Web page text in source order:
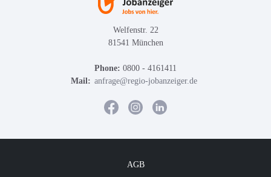
Welfenstr. 22
81541 München
Phone: 0800 - 4161411
Mail: anfrage@regio-jobanzeiger.de
AGB